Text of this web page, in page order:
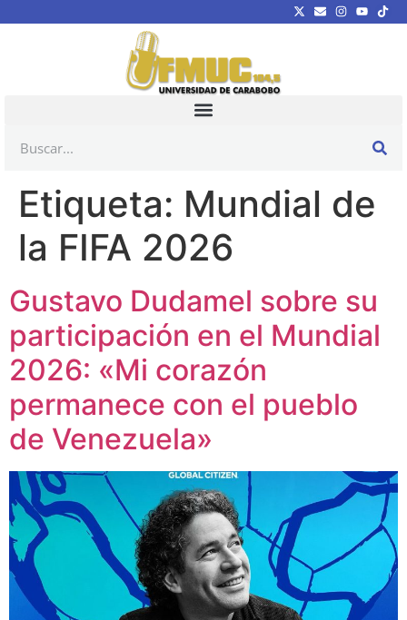
Etiqueta: Mundial de
la FIFA 2026
Gustavo Dudamel sobre su
participación en el Mundial
2026: «Mi corazón
permanece con el pueblo
de Venezuela»